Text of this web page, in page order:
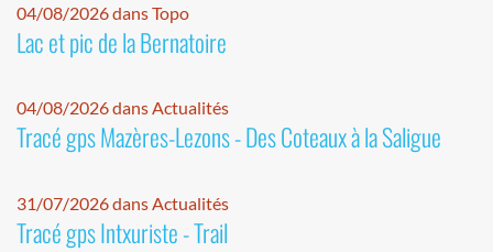
04/08/2026 dans Topo
Lac et pic de la Bernatoire
04/08/2026 dans Actualités
Tracé gps Mazères-Lezons - Des Coteaux à la Saligue
31/07/2026 dans Actualités
Tracé gps Intxuriste - Trail